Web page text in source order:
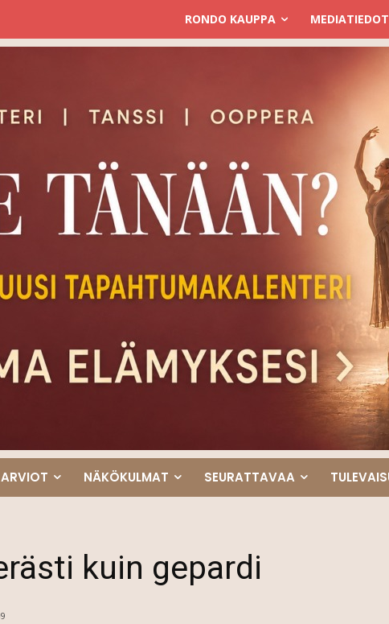
RONDO KAUPPA MEDIATIEDOT
ARVIOT NÄKÖKULMAT SEURATTAVAA
kuin gepardi